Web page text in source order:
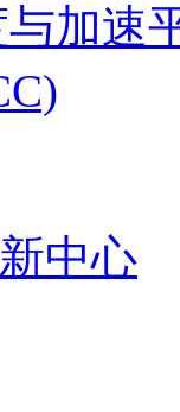
加速
中心